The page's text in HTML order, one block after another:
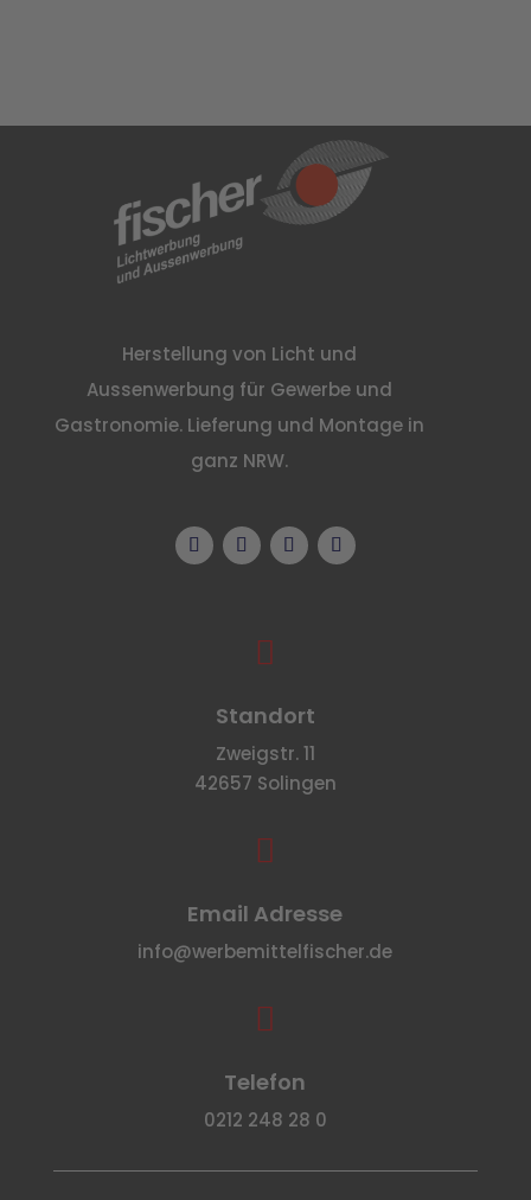
Herstellung von Licht und
Aussenwerbung für Gewerbe und
Gastronomie. Lieferung und Montage in
ganz NRW.

Standort
Zweigstr. 11
42657 Solingen

Email Adresse
info@werbemittelfischer.de

Telefon
0212 248 28 0